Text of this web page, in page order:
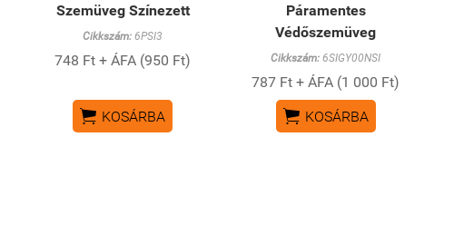
Szemüveg Színezett
Cikkszám: 6PSI3
748 Ft + ÁFA (950 Ft)
 KOSÁRBA
Páramentes
Védőszemüveg
Cikkszám: 6SIGY00NSI
787 Ft + ÁFA (1 000 Ft)
 KOSÁRBA